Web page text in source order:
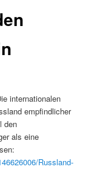
internationalen
empfindlicher
den
als eine
Russland-